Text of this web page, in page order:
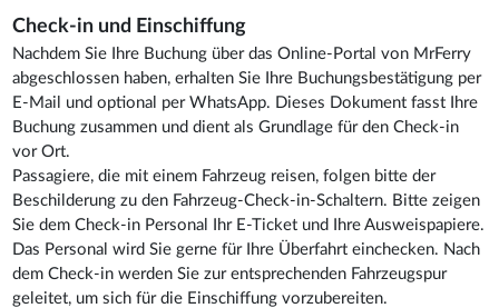
Check-in und Einschiffung
Nachdem Sie Ihre Buchung über das Online-Portal von MrFerry
abgeschlossen haben, erhalten Sie Ihre Buchungsbestätigung per
E-Mail und optional per WhatsApp. Dieses Dokument fasst Ihre
Buchung zusammen und dient als Grundlage für den Check-in
vor Ort.
Passagiere, die mit einem Fahrzeug reisen, folgen bitte der
Beschilderung zu den Fahrzeug-Check-in-Schaltern. Bitte zeigen
Sie dem Check-in Personal Ihr E-Ticket und Ihre Ausweispapiere.
Das Personal wird Sie gerne für Ihre Überfahrt einchecken. Nach
dem Check-in werden Sie zur entsprechenden Fahrzeugspur
geleitet, um sich für die Einschiffung vorzubereiten.